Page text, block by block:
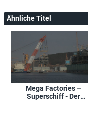
Ähnliche Titel
Mega Factories –
Superschiff - Der